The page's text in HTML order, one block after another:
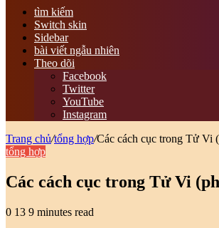
tìm kiếm
Switch skin
Sidebar
bài viết ngẫu nhiên
Theo dõi
Facebook
Twitter
YouTube
Instagram
Trang chủ/tổng hợp/Các cách cục trong Tử Vi
tổng hợp
Các cách cục trong Tử Vi
0 13 9 minutes read